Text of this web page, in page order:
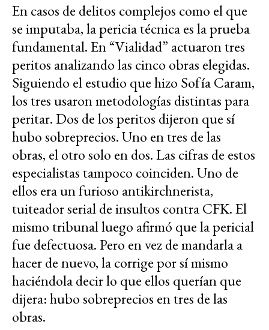
En casos de delitos complejos como el que
se imputaba, la pericia técnica es la prueba
fundamental. En “Vialidad” actuaron tres
peritos analizando las cinco obras elegidas.
Siguiendo el estudio que hizo Sofía Caram,
los tres usaron metodologías distintas para
peritar. Dos de los peritos dijeron que sí
hubo sobreprecios. Uno en tres de las
obras, el otro solo en dos. Las cifras de estos
especialistas tampoco coinciden. Uno de
ellos era un furioso antikirchnerista,
tuiteador serial de insultos contra CFK. El
mismo tribunal luego afirmó que la pericial
fue defectuosa. Pero en vez de mandarla a
hacer de nuevo, la corrige por sí mismo
haciéndola decir lo que ellos querían que
dijera: hubo sobreprecios en tres de las
obras.